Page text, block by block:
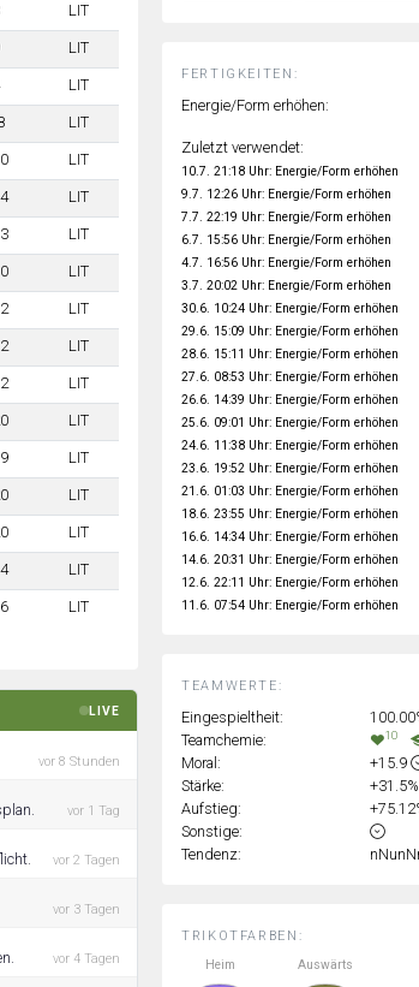
LIT
LIT
LIT
LIT
LIT
LIT
LIT
LIT
LIT
LIT
LIT
LIT
LIT
LIT
LIT
LIT
LIT
LIVE
vor 8 Stunden
vor 1 Tag
vor 2 Tagen
vor 3 Tagen
vor 4 Tagen
TRIKOTFARBEN:
Heim
Auswärts
TEAMWERTE:
Eingespieltheit:
Teamchemie:
10
Moral:
+15.9
Stärke:
Aufstieg:
Sonstige:
Tendenz:
FERTIGKEITEN:
Energie/Form erhöhen:
Zuletzt verwendet:
10.7. 21:18 Uhr: Energie/Form erhöhen
9.7. 12:26 Uhr: Energie/Form erhöhen
7.7. 22:19 Uhr: Energie/Form erhöhen
6.7. 15:56 Uhr: Energie/Form erhöhen
4.7. 16:56 Uhr: Energie/Form erhöhen
3.7. 20:02 Uhr: Energie/Form erhöhen
30.6. 10:24 Uhr: Energie/Form erhöhen
29.6. 15:09 Uhr: Energie/Form erhöhen
28.6. 15:11 Uhr: Energie/Form erhöhen
27.6. 08:53 Uhr: Energie/Form erhöhen
26.6. 14:39 Uhr: Energie/Form erhöhen
25.6. 09:01 Uhr: Energie/Form erhöhen
24.6. 11:38 Uhr: Energie/Form erhöhen
23.6. 19:52 Uhr: Energie/Form erhöhen
21.6. 01:03 Uhr: Energie/Form erhöhen
18.6. 23:55 Uhr: Energie/Form erhöhen
16.6. 14:34 Uhr: Energie/Form erhöhen
14.6. 20:31 Uhr: Energie/Form erhöhen
12.6. 22:11 Uhr: Energie/Form erhöhen
11.6. 07:54 Uhr: Energie/Form erhöhen